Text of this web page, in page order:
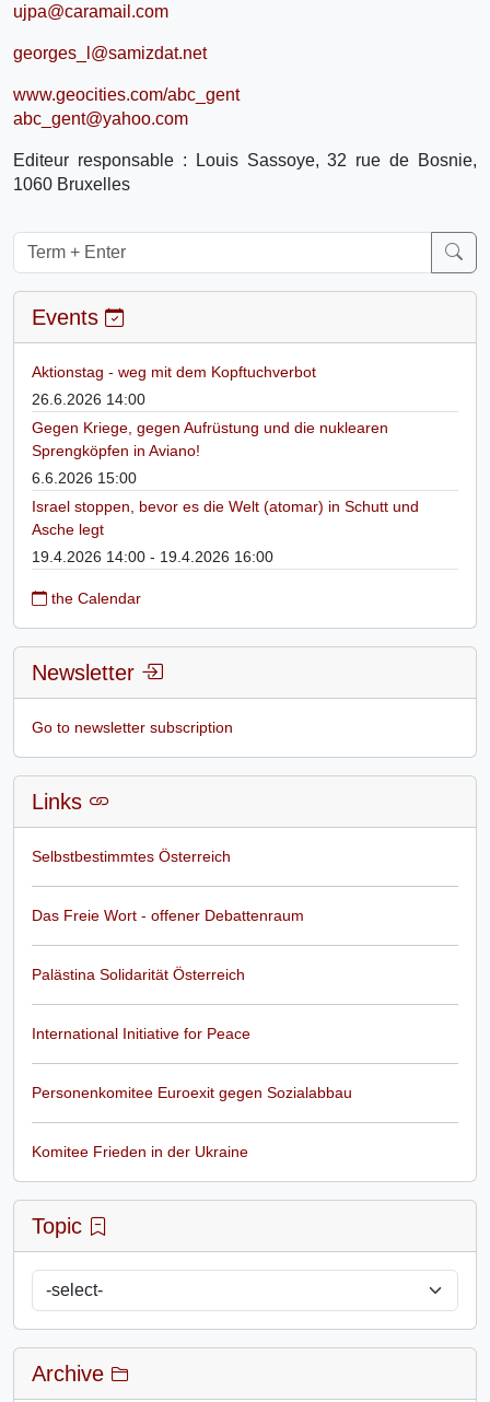
ujpa@caramail.com
georges_l@samizdat.net
www.geocities.com/abc_gent
abc_gent@yahoo.com
Editeur responsable : Louis Sassoye, 32 rue de Bosnie,
1060 Bruxelles
Events
Aktionstag - weg mit dem Kopftuchverbot
26.6.2026 14:00
Gegen Kriege, gegen Aufrüstung und die nuklearen
Sprengköpfen in Aviano!
6.6.2026 15:00
Israel stoppen, bevor es die Welt (atomar) in Schutt und
Asche legt
19.4.2026 14:00 - 19.4.2026 16:00
the Calendar
Newsletter
Go to newsletter subscription
Links
Selbstbestimmtes Österreich
Das Freie Wort - offener Debattenraum
Palästina Solidarität Österreich
International Initiative for Peace
Personenkomitee Euroexit gegen Sozialabbau
Komitee Frieden in der Ukraine
Topic
Archive